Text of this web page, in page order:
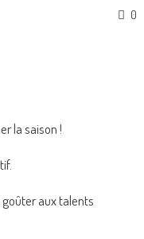
0
la saison !
aux talents